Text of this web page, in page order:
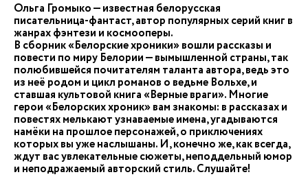
Ольга Громыко — известная белорусская
писательница-фантаст, автор популярных серий книг в
жанрах фэнтези и космооперы.
В сборник «Белорские хроники» вошли рассказы и
повести по миру Белории — вымышленной страны, так
полюбившейся почитателям таланта автора, ведь это
из неё родом и цикл романов о ведьме Вольхе, и
ставшая культовой книга «Верные враги». Многие
герои «Белорских хроник» вам знакомы: в рассказах и
повестях мелькают узнаваемые имена, угадываются
намёки на прошлое персонажей, о приключениях
которых вы уже наслышаны. И, конечно же, как всегда,
ждут вас увлекательные сюжеты, неподдельный юмор
и неподражаемый авторский стиль. Слушайте!